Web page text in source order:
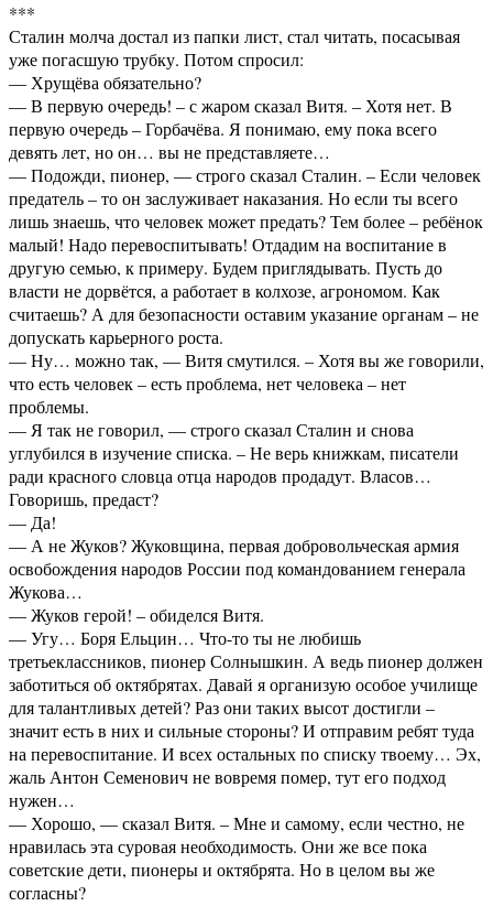
***
Сталин молча достал из папки лист, стал читать, посасывая
уже погасшую трубку. Потом спросил:
— Хрущёва обязательно?
— В первую очередь! – с жаром сказал Витя. – Хотя нет. В
первую очередь – Горбачёва. Я понимаю, ему пока всего
девять лет, но он… вы не представляете…
— Подожди, пионер, — строго сказал Сталин. – Если человек
предатель – то он заслуживает наказания. Но если ты всего
лишь знаешь, что человек может предать? Тем более – ребёнок
малый! Надо перевоспитывать! Отдадим на воспитание в
другую семью, к примеру. Будем приглядывать. Пусть до
власти не дорвётся, а работает в колхозе, агрономом. Как
считаешь? А для безопасности оставим указание органам – не
допускать карьерного роста.
— Ну… можно так, — Витя смутился. – Хотя вы же говорили,
что есть человек – есть проблема, нет человека – нет
проблемы.
— Я так не говорил, — строго сказал Сталин и снова
углубился в изучение списка. – Не верь книжкам, писатели
ради красного словца отца народов продадут. Власов…
Говоришь, предаст?
— Да!
— А не Жуков? Жуковщина, первая добровольческая армия
освобождения народов России под командованием генерала
Жукова…
— Жуков герой! – обиделся Витя.
— Угу… Боря Ельцин… Что-то ты не любишь
третьеклассников, пионер Солнышкин. А ведь пионер должен
заботиться об октябрятах. Давай я организую особое училище
для талантливых детей? Раз они таких высот достигли –
значит есть в них и сильные стороны? И отправим ребят туда
на перевоспитание. И всех остальных по списку твоему… Эх,
жаль Антон Семенович не вовремя помер, тут его подход
нужен…
— Хорошо, — сказал Витя. – Мне и самому, если честно, не
нравилась эта суровая необходимость. Они же все пока
советские дети, пионеры и октябрята. Но в целом вы же
согласны?